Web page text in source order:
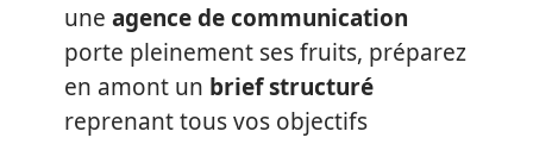
une agence de communication
porte pleinement ses fruits, préparez
en amont un brief structuré
reprenant tous vos objectifs